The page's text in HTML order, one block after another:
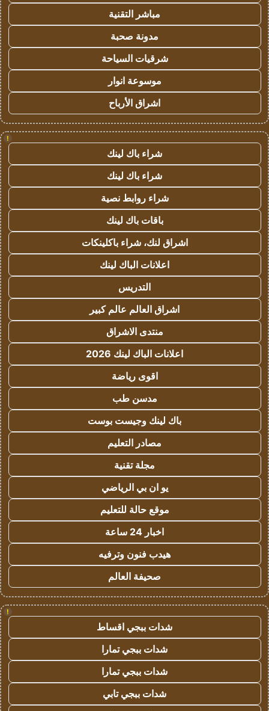
مباشر التقنية
مدونة صحبة
شرقيات السياحة
موسوعة انوار
اشراق الأرباح
!
شراء باك لينك
شراء باك لينك
شراء روابط نصية
باقات باك لينك
اشراق لنك، شراء باكلينكات
اعلانات الباك لينك
التدريس
اشراق العالم عالم كبير
منتدى الاشراق
اعلانات الباك لينك 2026
اقوى رياضة
مدسن طب
باك لينك وجيست بوست
مصادر التعليم
مجلة تقنية
يو ان بي الرياضي
موقع حالة للتعليم
اخبار 24 ساعة
هيدب فنون وترفيه
صحيفة العالم
!
شدات ببجي اقساط
شدات ببجي تمارا
شدات ببجي تمارا
شدات ببجي تابي